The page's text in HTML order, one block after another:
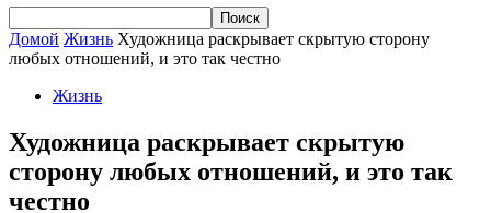
Домой Жизнь Художница раскрывает скрытую сторону
любых отношений, и это так честно
Жизнь
Художница раскрывает скрытую
сторону любых отношений, и это так
честно